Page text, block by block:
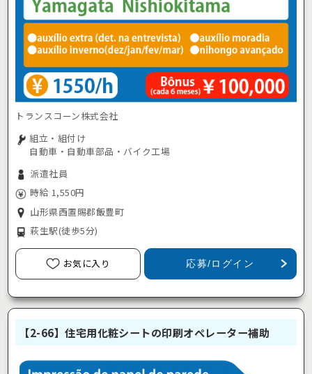
トランスコーン株式会社
組立・組付け
自動車・自動車部品・バイク工場
派遣社員
時給 1,550円
山形県西置賜郡飯豊町
萩生駅(徒歩5分)
お気に入り 応募/ログイン
【2-66】住宅用化粧シートの印刷オペレーター補助